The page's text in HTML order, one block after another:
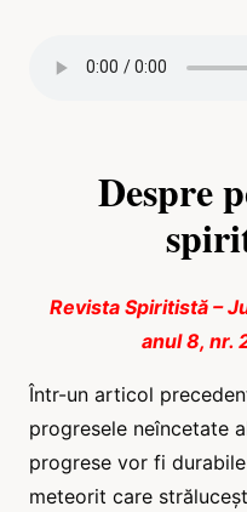
Despre
Revista Spiritistă –
anul 8, nr.
Într-un articol
progresele neîncetate
progrese vor fi
meteorit care